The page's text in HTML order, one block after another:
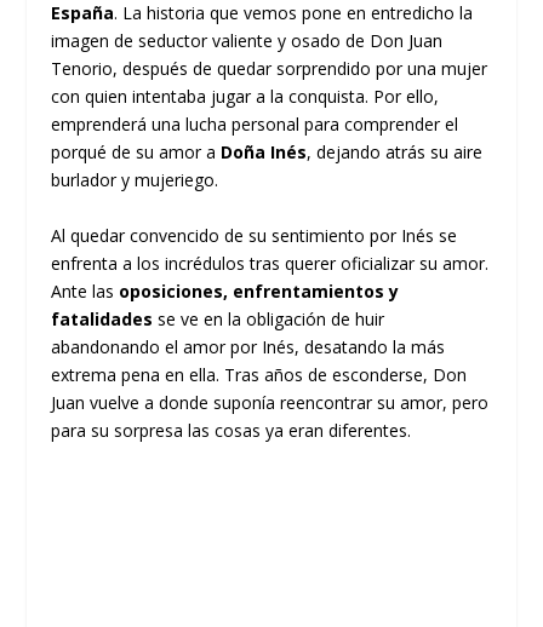
España. La historia que vemos pone en entredicho la
imagen de seductor valiente y osado de Don Juan
Tenorio, después de quedar sorprendido por una mujer
con quien intentaba jugar a la conquista. Por ello,
emprenderá una lucha personal para comprender el
porqué de su amor a Doña Inés, dejando atrás su aire
burlador y mujeriego.
Al quedar convencido de su sentimiento por Inés se
enfrenta a los incrédulos tras querer oficializar su amor.
Ante las oposiciones, enfrentamientos y
fatalidades se ve en la obligación de huir
abandonando el amor por Inés, desatando la más
extrema pena en ella. Tras años de esconderse, Don
Juan vuelve a donde suponía reencontrar su amor, pero
para su sorpresa las cosas ya eran diferentes.